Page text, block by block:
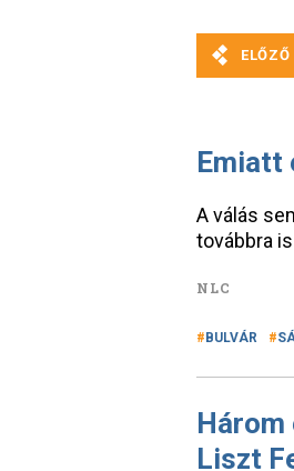
Emiatt
A válás
továbbra
NLC
BULVÁR
Liszt